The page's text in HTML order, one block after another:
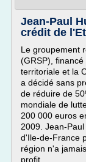
Jean-Paul
crédit de
Le groupement
(GRSP),
territoriale et la
a décidé sans
de réduire de
mondiale de
200 000 euros
2009. Jean-
d'Ile-de-France
région n'a
profit...